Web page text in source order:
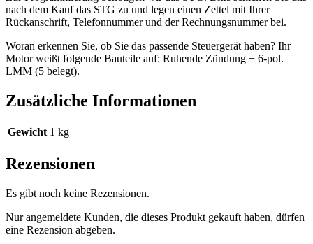
nach dem Kauf das STG zu und legen einen Zettel mit Ihrer
Rückanschrift, Telefonnummer und der Rechnungsnummer bei.
Woran erkennen Sie, ob Sie das passende Steuergerät haben? Ihr
Motor weißt folgende Bauteile auf: Ruhende Zündung + 6-pol.
LMM (5 belegt).
Zusätzliche Informationen
Gewicht 1 kg
Rezensionen
Es gibt noch keine Rezensionen.
Nur angemeldete Kunden, die dieses Produkt gekauft haben, dürfen
eine Rezension abgeben.